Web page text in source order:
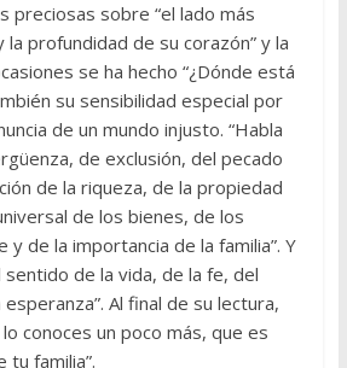
preciosas sobre “el lado más
la profundidad de su corazón” y la
se ha hecho “¿Dónde está
su sensibilidad especial por
de un mundo injusto. “Habla
de exclusión, del pecado
de la riqueza, de la propiedad
de los bienes, de los
y de la importancia de la familia”. Y
de la vida, de la fe, del
Al final de su lectura,
conoces un poco más, que es
familia”.